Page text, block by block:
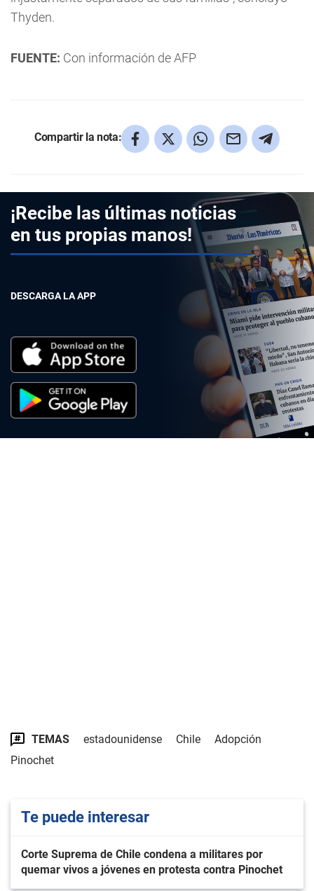
Thyden.
FUENTE: Con información de AFP
Compartir la nota:
¡Recibe las últimas noticias
en tus propias manos!
DESCARGA LA APP
TEMAS estadounidense Chile
Adopción
Pinochet
Te puede interesar
Corte Suprema de Chile condena a militares por
quemar vivos a jóvenes en protesta contra Pinochet